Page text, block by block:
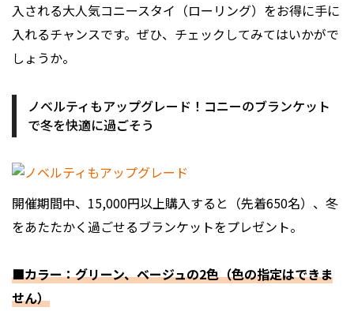
入される大人気コニースタイ（ローリング）をお得に手に
入れるチャンスです。ぜひ、チェックしてみてはいかがで
しょうか。
ノベルティもアップグレード！コニーのブランケット
で冬を快適に過ごそう
開催期間中、15,000円以上購入すると（先着650名）、冬
をあたたかく過ごせるブランケットをプレゼント。
■カラー：グリーン、ベージュの2色（色の指定はできま
せん）